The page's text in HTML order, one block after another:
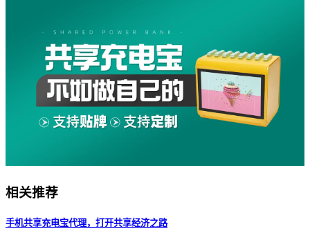
相关推荐
手机共享充电宝代理，打开共享经济之路